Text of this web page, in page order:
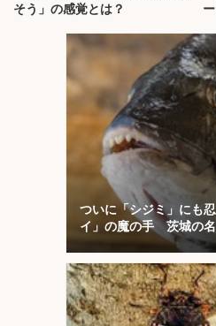
そう」の感覚とは？
ついに「シジミ」にも
イ」の魔の手 茨城の